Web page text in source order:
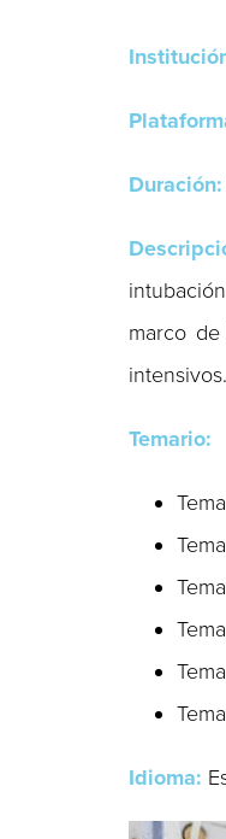
Duración:
marco
intensivos.
Temario:
Idioma: